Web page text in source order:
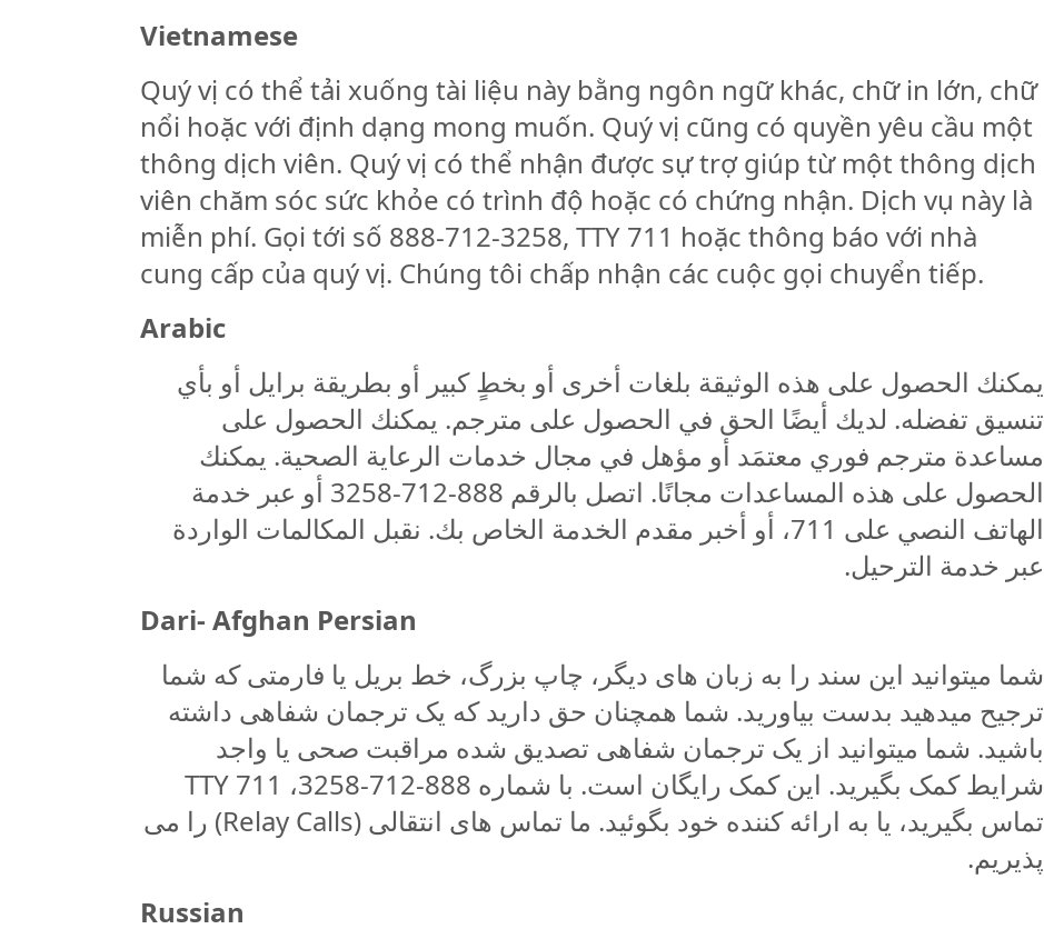
Vietnamese
Quý vị có thể tải xuống tài liệu này bằng ngôn ngữ khác, chữ in lớn, chữ
nổi hoặc với định dạng mong muốn. Quý vị cũng có quyền yêu cầu một
thông dịch viên. Quý vị có thể nhận được sự trợ giúp từ một thông dịch
viên chăm sóc sức khỏe có trình độ hoặc có chứng nhận. Dịch vụ này là
miễn phí. Gọi tới số 888-712-3258, TTY 711 hoặc thông báo với nhà
cung cấp của quý vị. Chúng tôi chấp nhận các cuộc gọi chuyển tiếp.
Arabic
يمكنك الحصول على هذه الوثيقة بلغات أخرى أو بخطٍ كبير أو بطريقة برايل أو بأي
تنسيق تفضله. لديك أيضًا الحق في الحصول على مترجم. يمكنك الحصول على
مساعدة مترجم فوري معتمَد أو مؤهل في مجال خدمات الرعاية الصحية. يمكنك
الحصول على هذه المساعدات مجانًا. اتصل بالرقم 888-712-3258 أو عبر خدمة
الهاتف النصي على 711، أو أخبر مقدم الخدمة الخاص بك. نقبل المكالمات الواردة
عبر خدمة الترحيل.
Dari- Afghan Persian
شما میتوانید این سند را به زبان های دیگر، چاپ بزرگ، خط بریل یا فارمتی که شما
ترجیح میدهید بدست بیاورید. شما همچنان حق دارید که یک ترجمان شفاهی داشته
باشید. شما میتوانید از یک ترجمان شفاهی تصدیق شده مراقبت صحی یا واجد
شرایط کمک بگیرید. این کمک رایگان است. با شماره 888-712-3258، TTY 711
تماس بگیرید، یا به ارائه کننده خود بگوئید. ما تماس‌ های انتقالی (Relay Calls) را می
‌پذیریم.
Russian